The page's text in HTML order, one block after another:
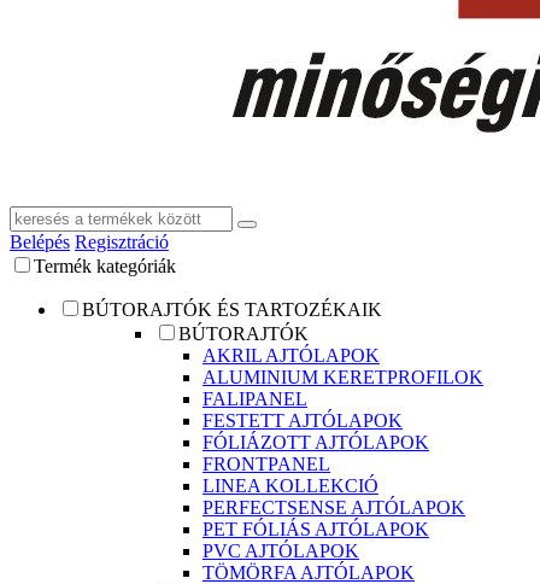
Belépés Regisztráció
Termék kategóriák
BÚTORAJTÓK ÉS TARTOZÉKAIK
BÚTORAJTÓK
AKRIL AJTÓLAPOK
ALUMINIUM KERETPROFILOK
FALIPANEL
FESTETT AJTÓLAPOK
FÓLIÁZOTT AJTÓLAPOK
FRONTPANEL
LINEA KOLLEKCIÓ
PERFECTSENSE AJTÓLAPOK
PET FÓLIÁS AJTÓLAPOK
PVC AJTÓLAPOK
TÖMÖRFA AJTÓLAPOK